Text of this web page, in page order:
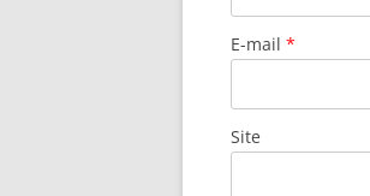
E-mail *
Site